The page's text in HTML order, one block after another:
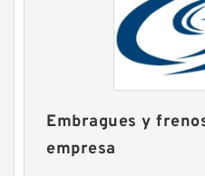
Embragues y
empresa